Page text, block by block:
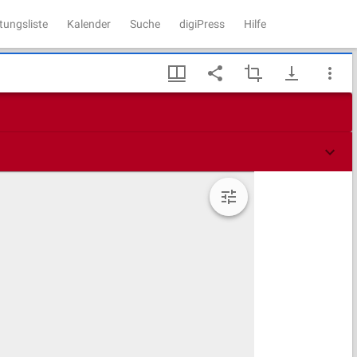
Kalender Suche digiPress Hilfe